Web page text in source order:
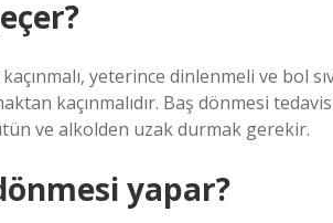
yeterince dinlenmeli ve bol
kaçınmalıdır. Baş dönmesi
ve alkolden uzak durmak gerekir.
yapar?